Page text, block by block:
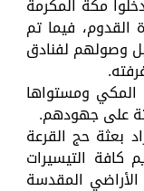
مكة المكرمة
القدوم، فيما تم
وصولهم لفنادق
المكي ومستواها
على جهودهم.
بعثة حج القرعة
ساعة؛ لتقديم كافة التيسيرات
المقدسة